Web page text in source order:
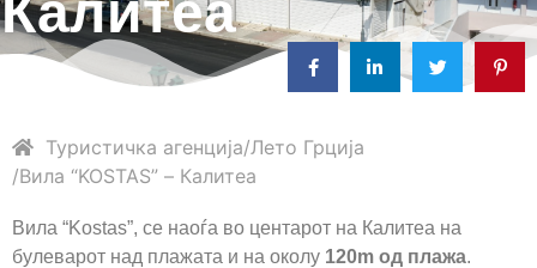
Туристичка агенција Лето Грција
Вила “KOSTAS” – Калитеа
Вила “Kostas”, се наоѓа во центарот на Калитеа на
булеварот над плажата и на околу 120m од плажа.